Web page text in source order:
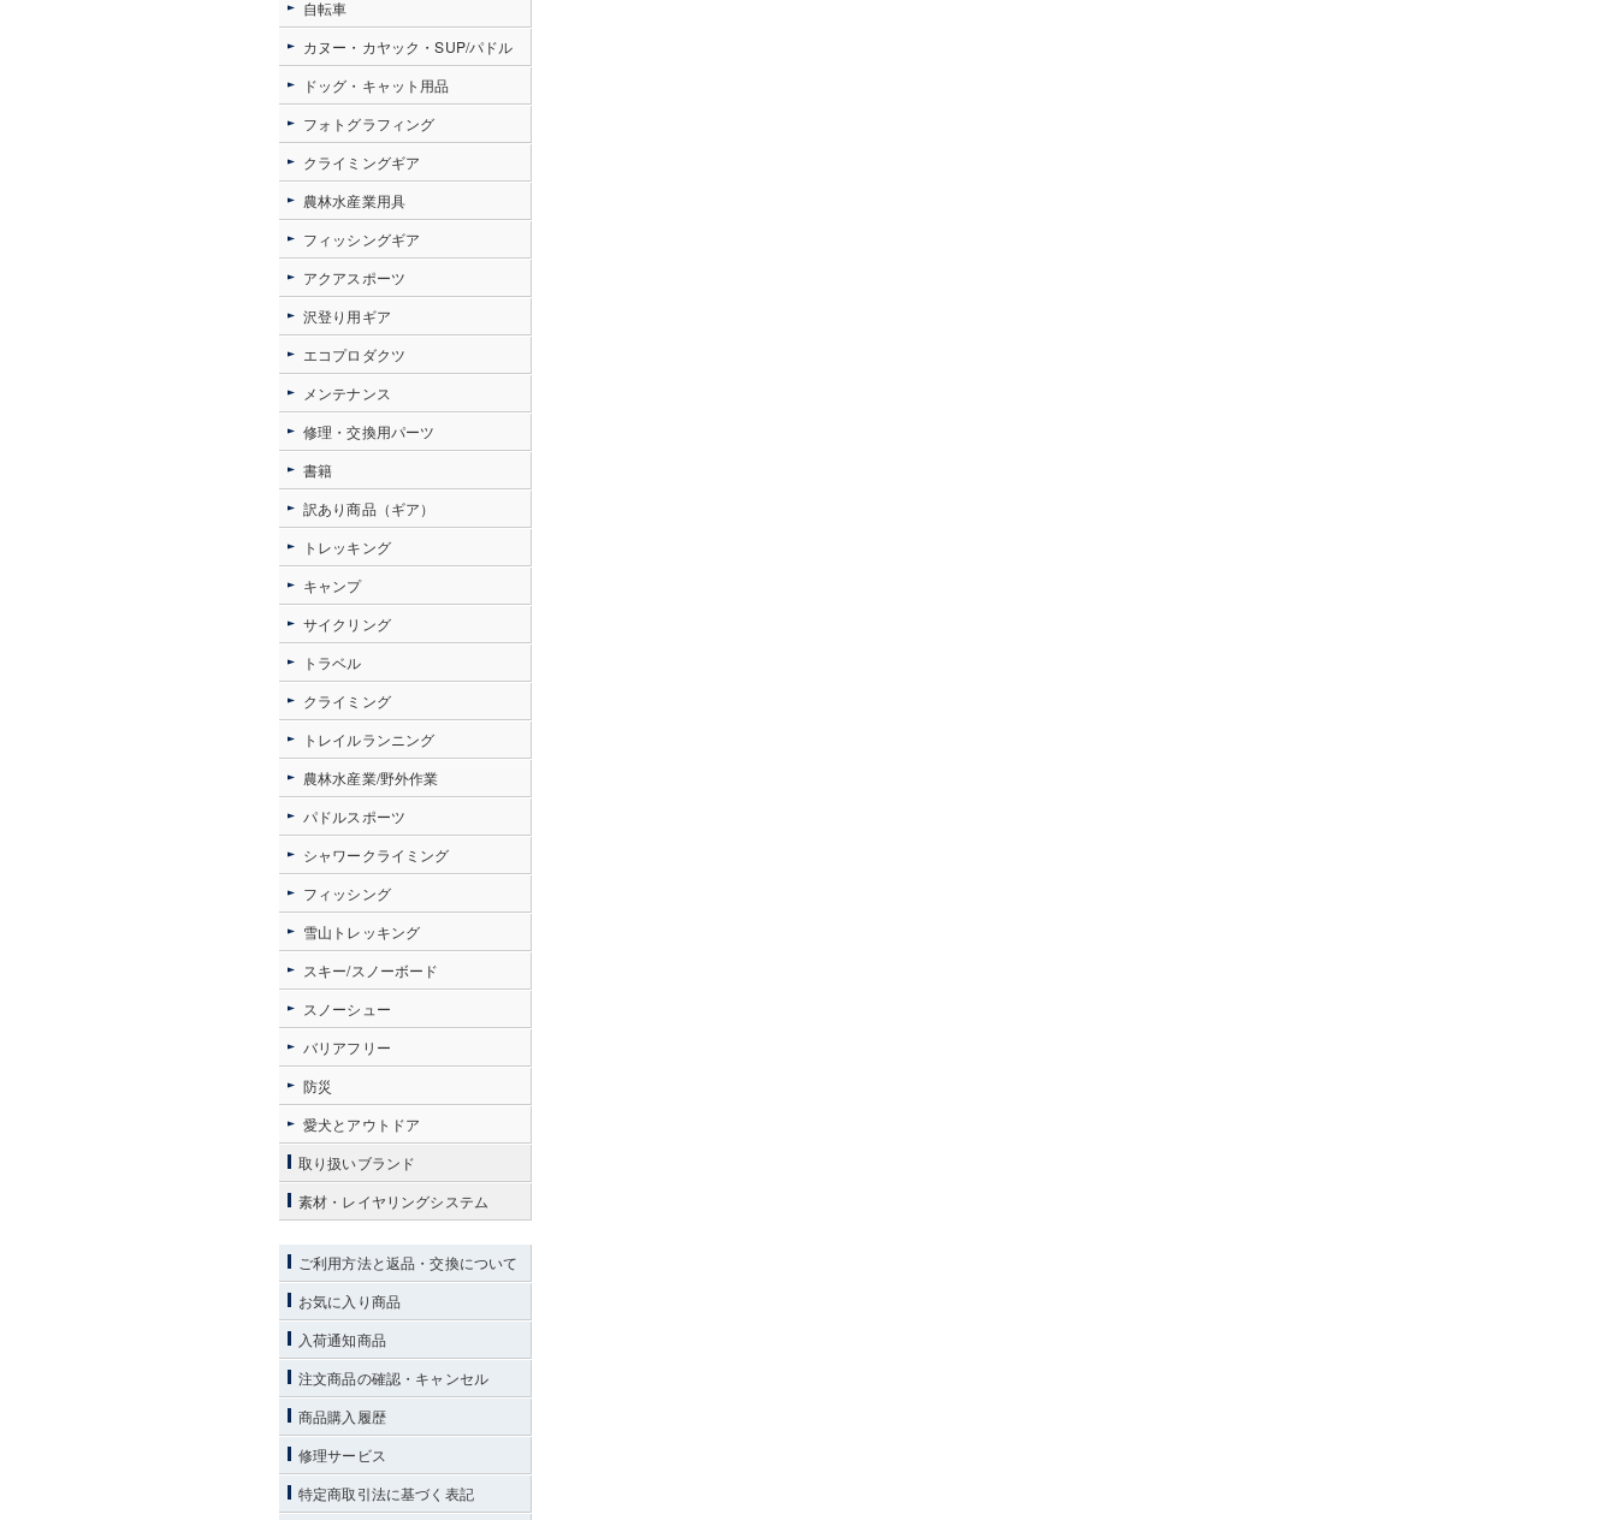
自転車
カヌー・カヤック・SUP/パドル
ドッグ・キャット用品
フォトグラフィング
クライミングギア
農林水産業用具
フィッシングギア
アクアスポーツ
沢登り用ギア
エコプロダクツ
メンテナンス
修理・交換用パーツ
書籍
訳あり商品（ギア）
トレッキング
キャンプ
サイクリング
トラベル
クライミング
トレイルランニング
農林水産業/野外作業
パドルスポーツ
シャワークライミング
フィッシング
雪山トレッキング
スキー/スノーボード
スノーシュー
バリアフリー
防災
愛犬とアウトドア
取り扱いブランド
素材・レイヤリングシステム
ご利用方法と返品・交換について
お気に入り商品
入荷通知商品
注文商品の確認・キャンセル
商品購入履歴
修理サービス
特定商取引法に基づく表記